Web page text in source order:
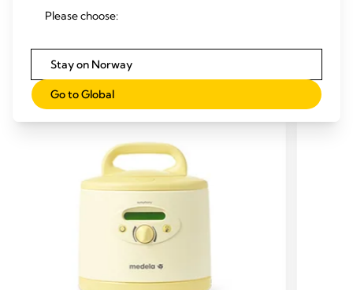
RELATERTE PRODUKTER
Please choose:
Stay on Norway
Go to Global